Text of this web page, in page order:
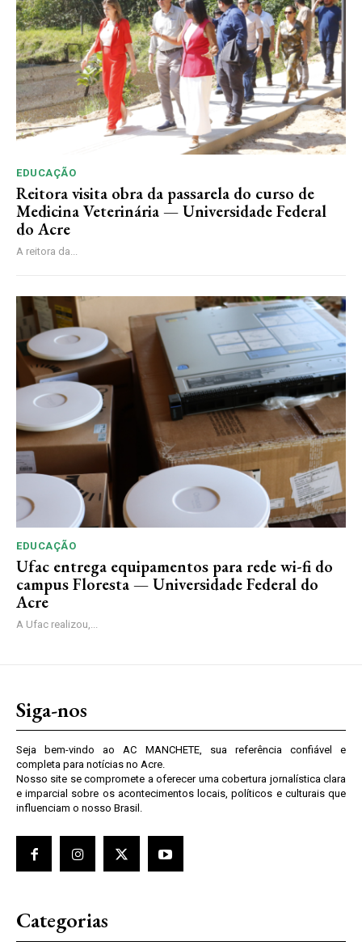
EDUCAÇÃO
Reitora visita obra da passarela do curso de
Medicina Veterinária — Universidade Federal
do Acre
A reitora da...
EDUCAÇÃO
Ufac entrega equipamentos para rede wi-fi do
campus Floresta — Universidade Federal do
Acre
A Ufac realizou,...
Siga-nos
Seja bem-vindo ao AC MANCHETE, sua referência confiável e
completa para notícias no Acre.
Nosso site se compromete a oferecer uma cobertura jornalística clara
e imparcial sobre os acontecimentos locais, políticos e culturais que
influenciam o nosso Brasil.
Categorias